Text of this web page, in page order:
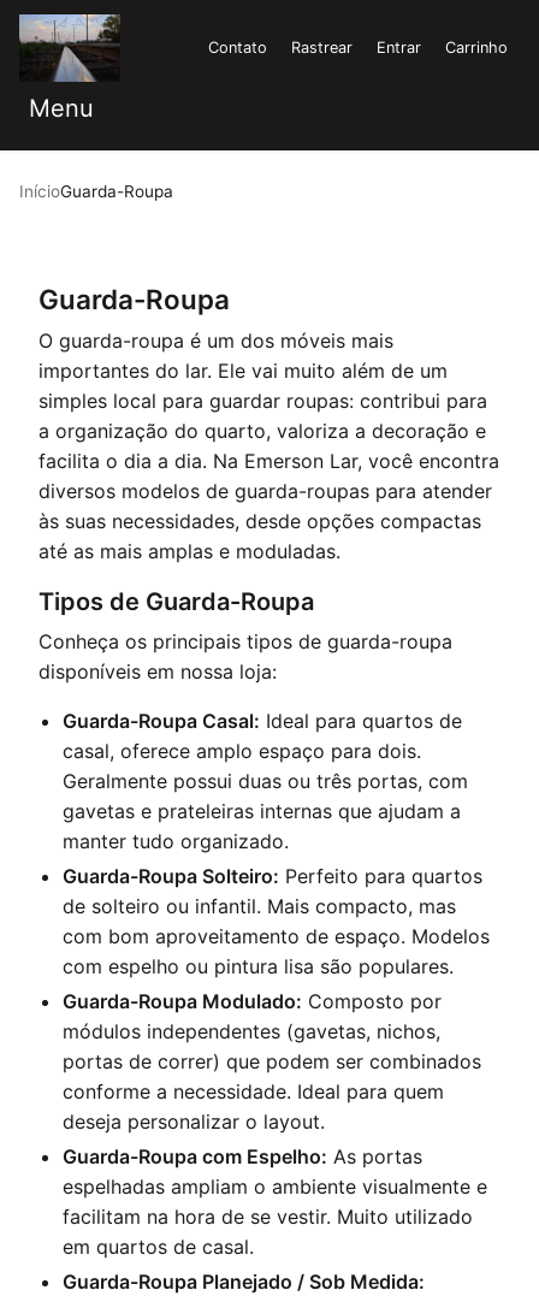
Contato Rastrear Entrar Carrinho
Menu
InícioGuarda-Roupa
Guarda-Roupa
O guarda-roupa é um dos móveis mais
importantes do lar. Ele vai muito além de um
simples local para guardar roupas: contribui para
a organização do quarto, valoriza a decoração e
facilita o dia a dia. Na Emerson Lar, você encontra
diversos modelos de guarda-roupas para atender
às suas necessidades, desde opções compactas
até as mais amplas e moduladas.
Tipos de Guarda-Roupa
Conheça os principais tipos de guarda-roupa
disponíveis em nossa loja:
Guarda-Roupa Casal: Ideal para quartos de
casal, oferece amplo espaço para dois.
Geralmente possui duas ou três portas, com
gavetas e prateleiras internas que ajudam a
manter tudo organizado.
Guarda-Roupa Solteiro: Perfeito para quartos
de solteiro ou infantil. Mais compacto, mas
com bom aproveitamento de espaço. Modelos
com espelho ou pintura lisa são populares.
Guarda-Roupa Modulado: Composto por
módulos independentes (gavetas, nichos,
portas de correr) que podem ser combinados
conforme a necessidade. Ideal para quem
deseja personalizar o layout.
Guarda-Roupa com Espelho: As portas
espelhadas ampliam o ambiente visualmente e
facilitam na hora de se vestir. Muito utilizado
em quartos de casal.
Guarda-Roupa Planejado / Sob Medida: